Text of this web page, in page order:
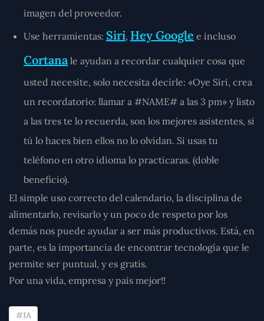
imagen del proveedor.
Use herramientas: Siri, Hey Google e incluso
Cortana le ayudan a recordar cualquier cosa que
usted necesite, solo necesita decirle: «Oye Siri, crea
un recordatorio: llamar a #NAME# a las 3 pm» y listo
a las tres te lo recuerda, son los mejores asistentes, si
tú lo haces bien ellos no lo olvidan. Si usas tu
teléfono en otro idioma lo practicaras. (doble
beneficio).
El simple uso correcto del calendario, la disciplina de
alimentarlo, revisarlo y un poco de respeto por los
demás nos puede ayudar a ser más productivos. Está, en
parte, es la importancia de encontrar tecnología que le
permite ser puntual, y es gratis.
Por una vida, empresa y país mejor!!
IA